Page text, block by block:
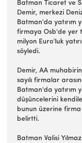
Batman Ticaret ve
Demir, merkezi
Batman'da yatırım
firmaya Osb'de yer
milyon Euro'luk
söyledi.
Demir, AA
sayılı firmalar
Batman'da yatırım
düşüncelerini
bunun üzerine
belirtti.
Batman Valisi